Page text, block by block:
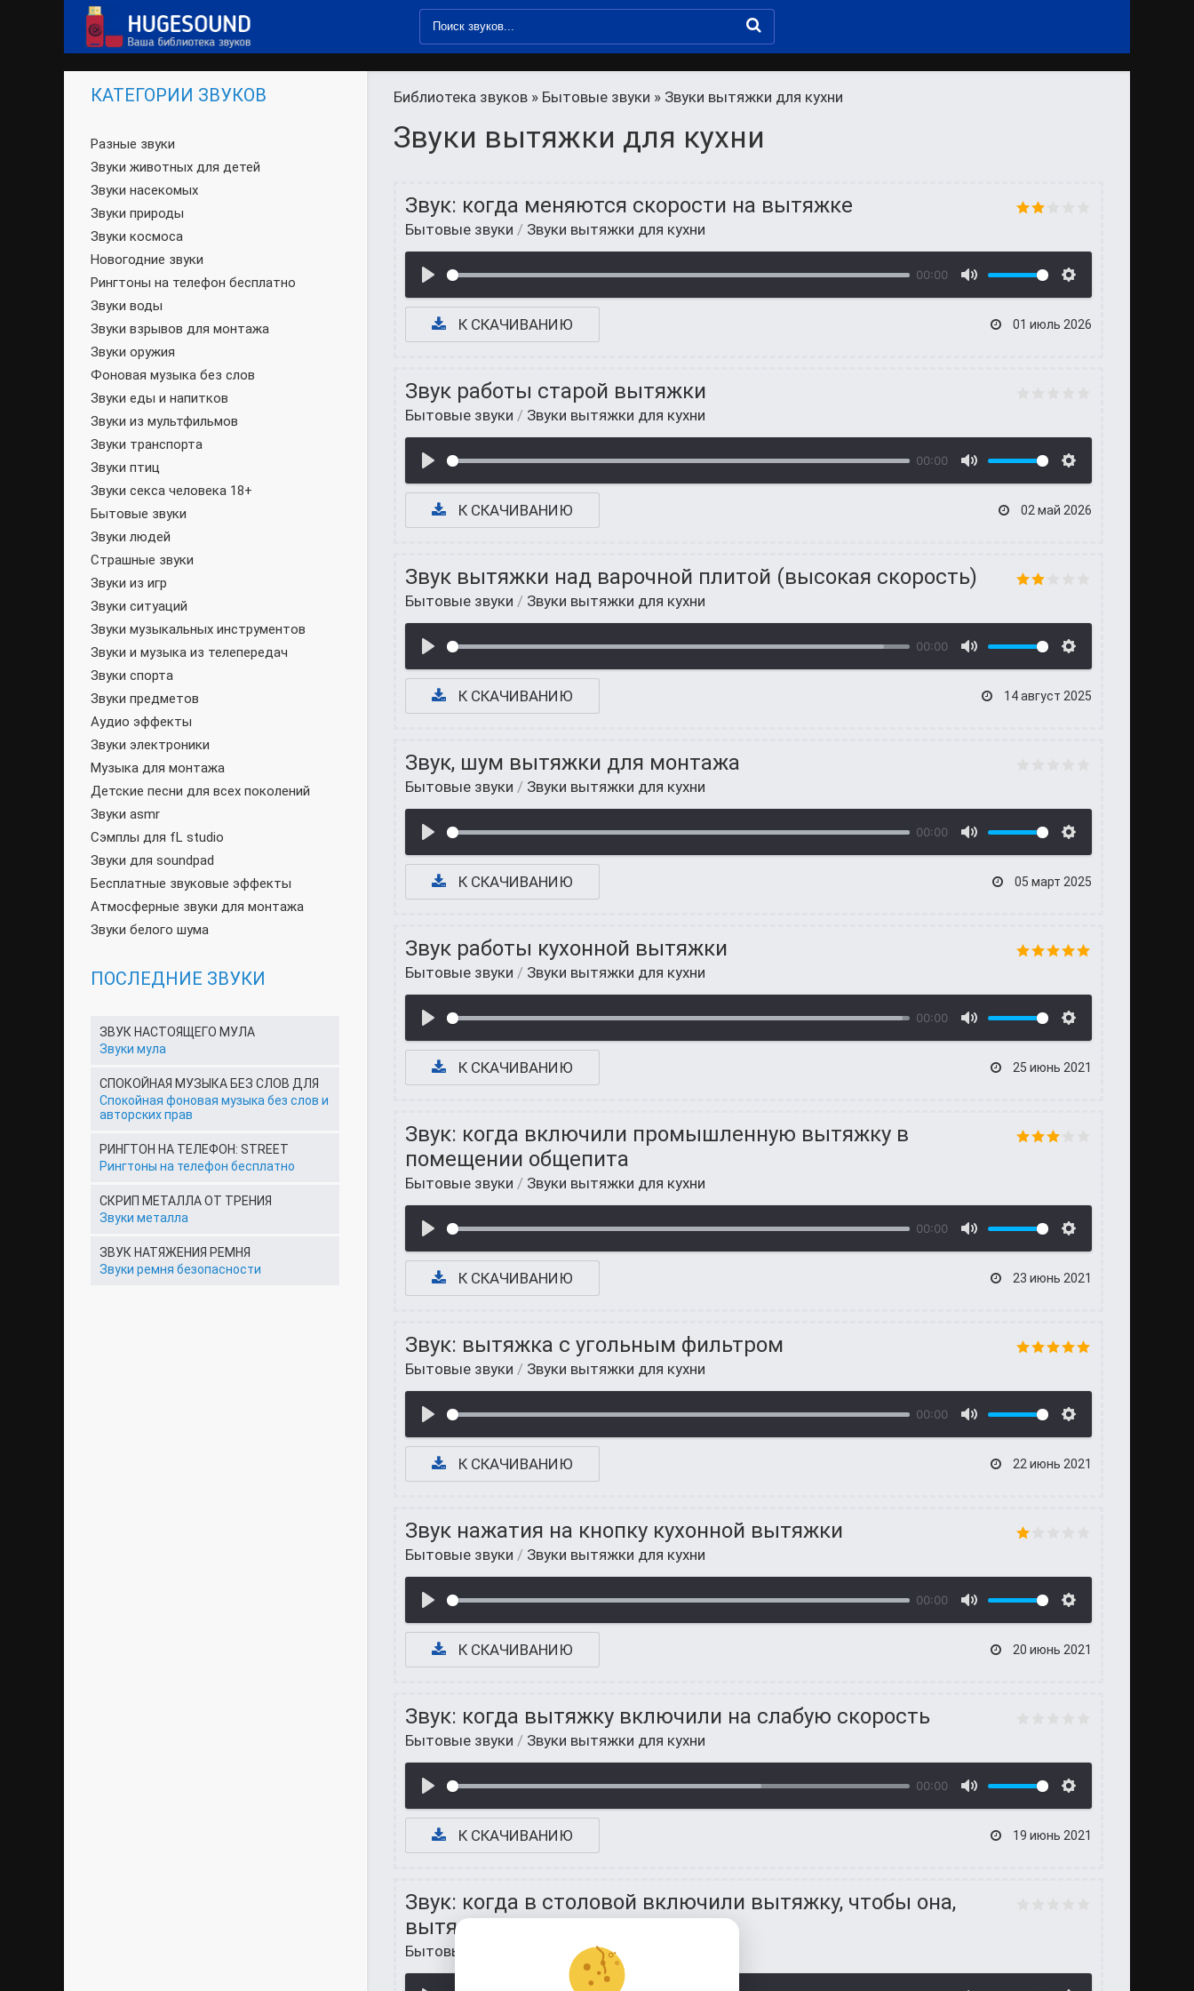
Библиотека звуков » Бытовые звуки » Звуки вытяжки для кухни
Звуки вытяжки для кухни
Звук: когда меняются скорости на вытяжке
Бытовые звуки / Звуки вытяжки для кухни
00:00
К СКАЧИВАНИЮ 01 июль 2026
Звук работы старой вытяжки
Бытовые звуки / Звуки вытяжки для кухни
00:00
К СКАЧИВАНИЮ 02 май 2026
Звук вытяжки над варочной плитой (высокая скорость)
Бытовые звуки / Звуки вытяжки для кухни
00:00
К СКАЧИВАНИЮ 14 август 2025
Звук, шум вытяжки для монтажа
Бытовые звуки / Звуки вытяжки для кухни
00:00
К СКАЧИВАНИЮ 05 март 2025
Звук работы кухонной вытяжки
Бытовые звуки / Звуки вытяжки для кухни
00:00
К СКАЧИВАНИЮ 25 июнь 2021
Звук: когда включили промышленную вытяжку в
помещении общепита
Бытовые звуки / Звуки вытяжки для кухни
00:00
К СКАЧИВАНИЮ 23 июнь 2021
Звук: вытяжка с угольным фильтром
Бытовые звуки / Звуки вытяжки для кухни
00:00
К СКАЧИВАНИЮ 22 июнь 2021
Звук нажатия на кнопку кухонной вытяжки
Бытовые звуки / Звуки вытяжки для кухни
00:00
К СКАЧИВАНИЮ 20 июнь 2021
Звук: когда вытяжку включили на слабую скорость
Бытовые звуки / Звуки вытяжки для кухни
00:00
К СКАЧИВАНИЮ 19 июнь 2021
Звук: когда в столовой включили вытяжку, чтобы она,
вытянула запах
Бытовые звуки Звуки вытяжки для кухни
КАТЕГОРИИ ЗВУКОВ
Разные звуки
Звуки животных для детей
Звуки насекомых
Звуки природы
Звуки космоса
Новогодние звуки
Рингтоны на телефон бесплатно
Звуки воды
Звуки взрывов для монтажа
Звуки оружия
Фоновая музыка без слов
Звуки еды и напитков
Звуки из мультфильмов
Звуки транспорта
Звуки птиц
Звуки секса человека 18+
Бытовые звуки
Звуки людей
Страшные звуки
Звуки из игр
Звуки ситуаций
Звуки музыкальных инструментов
Звуки и музыка из телепередач
Звуки спорта
Звуки предметов
Аудио эффекты
Звуки электроники
Музыка для монтажа
Детские песни для всех поколений
Звуки asmr
Сэмплы для fL studio
Звуки для soundpad
Бесплатные звуковые эффекты
Атмосферные звуки для монтажа
Звуки белого шума
ПОСЛЕДНИЕ ЗВУКИ
ЗВУК НАСТОЯЩЕГО МУЛА
Звуки мула
СПОКОЙНАЯ МУЗЫКА БЕЗ СЛОВ ДЛЯ
Спокойная фоновая музыка без слов и
авторских прав
РИНГТОН НА ТЕЛЕФОН: STREET
Рингтоны на телефон бесплатно
СКРИП МЕТАЛЛА ОТ ТРЕНИЯ
Звуки металла
ЗВУК НАТЯЖЕНИЯ РЕМНЯ
Звуки ремня безопасности